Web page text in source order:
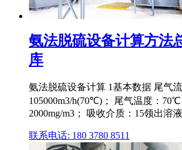
氨法脱硫设备计算方法
库
氨法脱硫设备计算 1基本数据 尾气流
105000m3/h(70℃)； 尾气温度：70℃
2000mg/m3； 吸收介质：15领出溶
联系电话: 180 3780 8511